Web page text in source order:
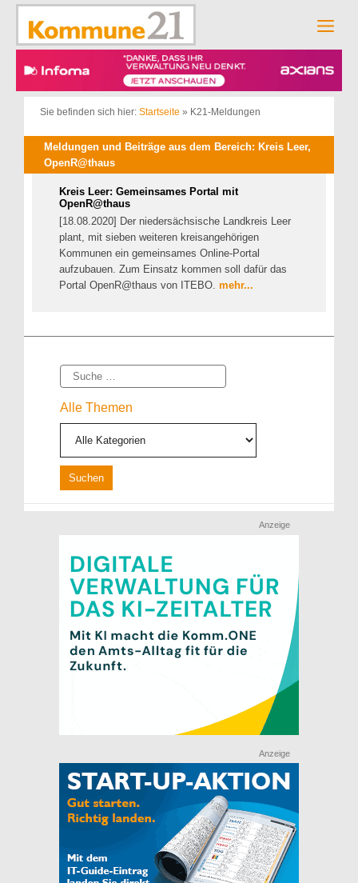
Zum
springen
Sie befinden sich hier: Startseite » K21-Meldungen
Meldungen und Beiträge aus dem Bereich: Kreis Leer,
OpenR@thaus
Kreis Leer: Gemeinsames Portal mit
OpenR@thaus
[18.08.2020] Der niedersächsische Landkreis Leer
plant, mit sieben weiteren kreisangehörigen
Kommunen ein gemeinsames Online-Portal
aufzubauen. Zum Einsatz kommen soll dafür das
Portal OpenR@thaus von ITEBO. mehr...
Suche
Alle Themen
Anzeige
Anzeige